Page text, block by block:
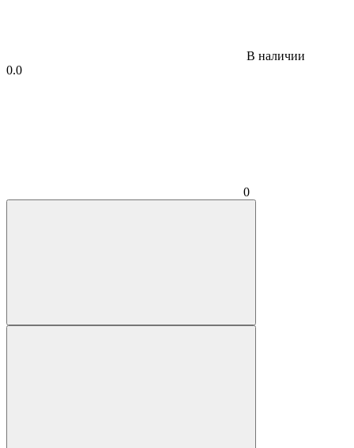
В наличии
0.0
0